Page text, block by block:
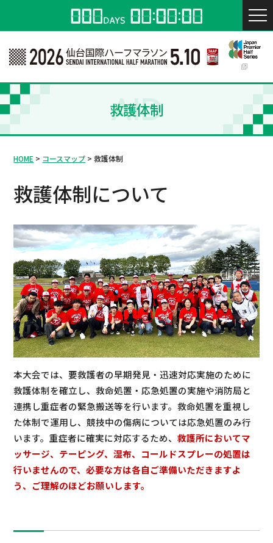
救護体制
AID
HOME コースマップ 救護体制
救護体制について
本大会では、要救護者の早期発見・迅速対応実施のために
救護体制を確立し、救命処置・応急処置の実施や消防局と
連携し重症者の緊急搬送等を行います。救命処置を重視し
た体制で運用し、競技中の傷病については応急処置のみ行
います。重症者に確実に対応するため、救護所においてマ
ッサージ、テーピング、湿布、コールドスプレーの処置は
行いませんので、必要な方は各自ご準備いただきますよ
う、ご理解のほどお願いします。